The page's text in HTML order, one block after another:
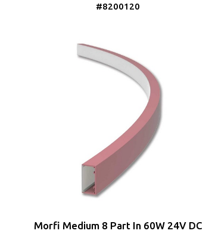
#8200120
Morfi Medium 8 Part In 60W 24V DC